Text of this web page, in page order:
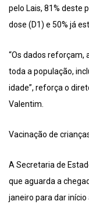
pelo Lais, 81% deste
dose (D1) e 50% já
“Os dados reforçam,
toda a população,
idade”, reforça o
Valentim.
Vacinação de
A Secretaria de
que aguarda a
janeiro para dar